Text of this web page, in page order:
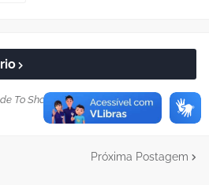
To Show The Comment System. *
Próxima Postagem